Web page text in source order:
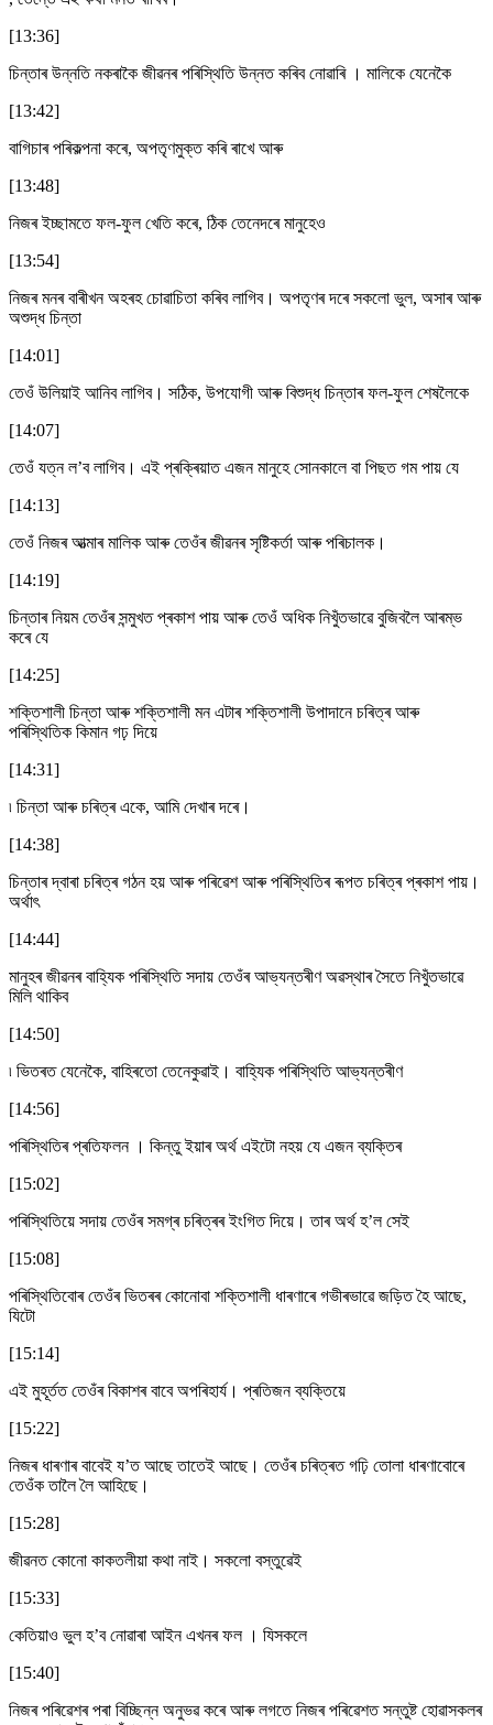
[13:36]
চিন্তাৰ উন্নতি নকৰাকৈ জীৱনৰ পৰিস্থিতি উন্নত কৰিব নোৱাৰি । মালিকে যেনেকৈ
[13:42]
বাগিচাৰ পৰিকল্পনা কৰে, অপতৃণমুক্ত কৰি ৰাখে আৰু
[13:48]
নিজৰ ইচ্ছামতে ফল-ফুল খেতি কৰে, ঠিক তেনেদৰে মানুহেও
[13:54]
নিজৰ মনৰ বাৰীখন অহৰহ চোৱাচিতা কৰিব লাগিব। অপতৃণৰ দৰে সকলো ভুল, অসাৰ আৰু
অশুদ্ধ চিন্তা
[14:01]
তেওঁ উলিয়াই আনিব লাগিব। সঠিক, উপযোগী আৰু বিশুদ্ধ চিন্তাৰ ফল-ফুল শেষলৈকে
[14:07]
তেওঁ যত্ন ল’ব লাগিব। এই প্ৰক্ৰিয়াত এজন মানুহে সোনকালে বা পিছত গম পায় যে
[14:13]
তেওঁ নিজৰ আত্মাৰ মালিক আৰু তেওঁৰ জীৱনৰ সৃষ্টিকৰ্তা আৰু পৰিচালক।
[14:19]
চিন্তাৰ নিয়ম তেওঁৰ সন্মুখত প্ৰকাশ পায় আৰু তেওঁ অধিক নিখুঁতভাৱে বুজিবলৈ আৰম্ভ
কৰে যে
[14:25]
শক্তিশালী চিন্তা আৰু শক্তিশালী মন এটাৰ শক্তিশালী উপাদানে চৰিত্ৰ আৰু
পৰিস্থিতিক কিমান গঢ় দিয়ে
[14:31]
৷ চিন্তা আৰু চৰিত্ৰ একে, আমি দেখাৰ দৰে।
[14:38]
চিন্তাৰ দ্বাৰা চৰিত্ৰ গঠন হয় আৰু পৰিৱেশ আৰু পৰিস্থিতিৰ ৰূপত চৰিত্ৰ প্ৰকাশ পায়।
অৰ্থাৎ
[14:44]
মানুহৰ জীৱনৰ বাহ্যিক পৰিস্থিতি সদায় তেওঁৰ আভ্যন্তৰীণ অৱস্থাৰ সৈতে নিখুঁতভাৱে
মিলি থাকিব
[14:50]
৷ ভিতৰত যেনেকৈ, বাহিৰতো তেনেকুৱাই। বাহ্যিক পৰিস্থিতি আভ্যন্তৰীণ
[14:56]
পৰিস্থিতিৰ প্ৰতিফলন । কিন্তু ইয়াৰ অৰ্থ এইটো নহয় যে এজন ব্যক্তিৰ
[15:02]
পৰিস্থিতিয়ে সদায় তেওঁৰ সমগ্ৰ চৰিত্ৰৰ ইংগিত দিয়ে। তাৰ অৰ্থ হ’ল সেই
[15:08]
পৰিস্থিতিবোৰ তেওঁৰ ভিতৰৰ কোনোবা শক্তিশালী ধাৰণাৰে গভীৰভাৱে জড়িত হৈ আছে,
যিটো
[15:14]
এই মুহূৰ্তত তেওঁৰ বিকাশৰ বাবে অপৰিহাৰ্য। প্ৰতিজন ব্যক্তিয়ে
[15:22]
নিজৰ ধাৰণাৰ বাবেই য’ত আছে তাতেই আছে। তেওঁৰ চৰিত্ৰত গঢ়ি তোলা ধাৰণাবোৰে
তেওঁক তালৈ লৈ আহিছে।
[15:28]
জীৱনত কোনো কাকতলীয়া কথা নাই। সকলো বস্তুৱেই
[15:33]
কেতিয়াও ভুল হ’ব নোৱাৰা আইন এখনৰ ফল । যিসকলে
[15:40]
নিজৰ পৰিৱেশৰ পৰা বিচ্ছিন্ন অনুভৱ কৰে আৰু লগতে নিজৰ পৰিৱেশত সন্তুষ্ট হোৱাসকলৰ